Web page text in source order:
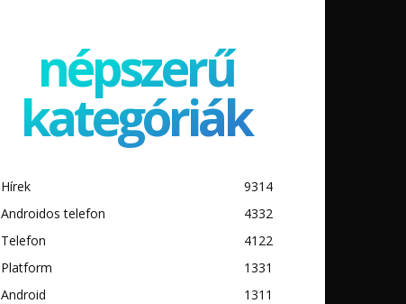
népszerű
kategóriák
Hírek
9314
Androidos telefon
4332
Telefon
4122
Platform
1331
Android
1311